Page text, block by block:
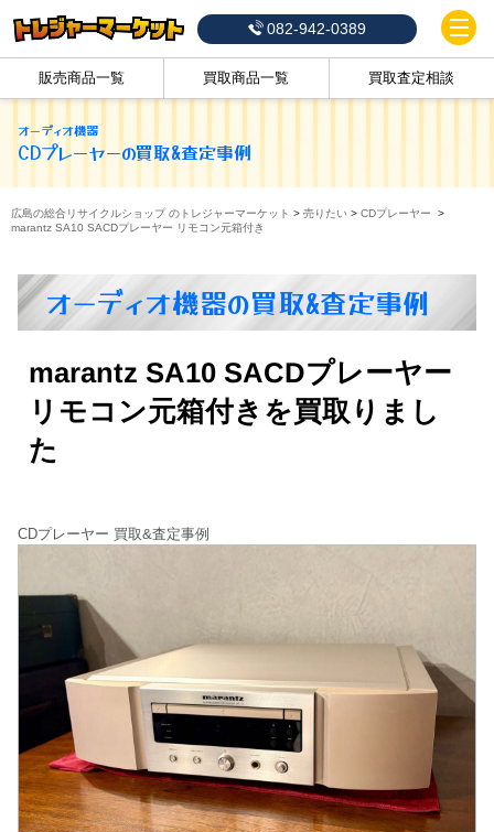
082-942-0389
販売商品一覧 買取商品一覧 買取査定相談
オーディオ機器
CDプレーヤーの買取&査定事例
広島の総合リサイクルショップ のトレジャーマーケット > 売りたい > CDプレーヤー
>
marantz SA10 SACDプレーヤー リモコン元箱付き
オーディオ機器の買取&査定事例
marantz SA10 SACDプレーヤー
リモコン元箱付きを買取りまし
た
CDプレーヤー 買取&査定事例